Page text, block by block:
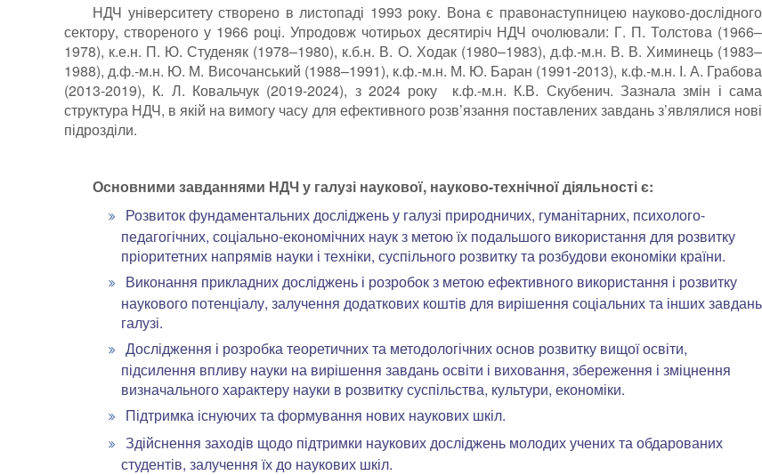
НДЧ університету створено в листопаді 1993 року. Вона є правонаступницею науково-дослідного
сектору, створеного у 1966 році. Упродовж чотирьох десятиріч НДЧ очолювали: Г. П. Толстова (1966–
1978), к.е.н. П. Ю. Студеняк (1978–1980), к.б.н. В. О. Ходак (1980–1983), д.ф.-м.н. В. В. Химинець (1983–
1988), д.ф.-м.н. Ю. М. Височанський (1988–1991), к.ф.-м.н. М. Ю. Баран (1991-2013), к.ф.-м.н. І. А. Грабова
(2013-2019), К. Л. Ковальчук (2019-2024), з 2024 року к.ф.-м.н. К.В. Скубенич. Зазнала змін і сама
структура НДЧ, в якій на вимогу часу для ефективного розв’язання поставлених завдань з’являлися нові
підрозділи.
Основними завданнями НДЧ у галузі наукової, науково-технічної діяльності є:
Розвиток фундаментальних досліджень у галузі природничих, гуманітарних, психолого-
педагогічних, соціально-економічних наук з метою їх подальшого використання для розвитку
пріоритетних напрямів науки і техніки, суспільного розвитку та розбудови економіки країни.
Виконання прикладних досліджень і розробок з метою ефективного використання і розвитку
наукового потенціалу, залучення додаткових коштів для вирішення соціальних та інших завдань
галузі.
Дослідження і розробка теоретичних та методологічних основ розвитку вищої освіти,
підсилення впливу науки на вирішення завдань освіти і виховання, збереження і зміцнення
визначального характеру науки в розвитку суспільства, культури, економіки.
Підтримка існуючих та формування нових наукових шкіл.
Здійснення заходів щодо підтримки наукових досліджень молодих учених та обдарованих
студентів, залучення їх до наукових шкіл.